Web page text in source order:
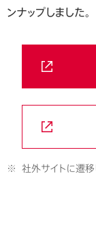
ンナップしました。
※ 社外サイトに遷移